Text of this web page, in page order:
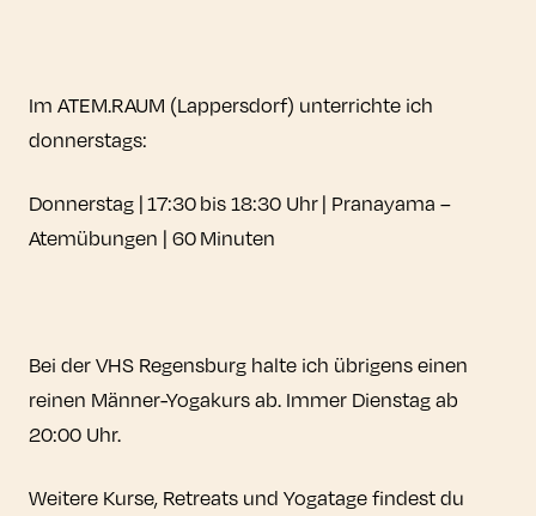
Im ATEM.RAUM (Lappersdorf) unterrichte ich
donnerstags:
Donnerstag | 17:30 bis 18:30 Uhr | Pranayama –
Atemübungen | 60 Minuten
Bei der VHS Regensburg halte ich übrigens einen
reinen Männer-Yogakurs ab. Immer Dienstag ab
20:00 Uhr.
Weitere Kurse, Retreats und Yogatage findest du